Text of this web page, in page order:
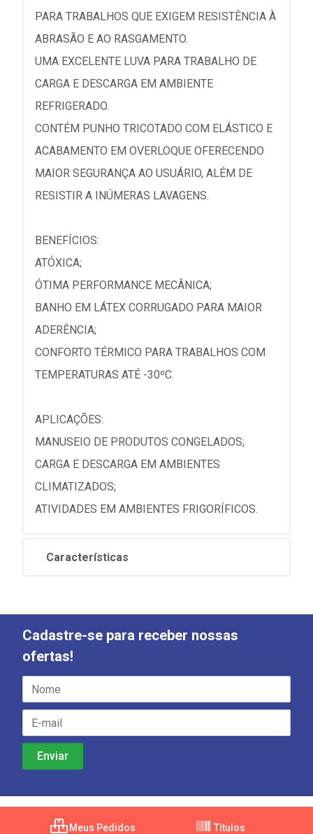
PARA TRABALHOS QUE EXIGEM RESISTÊNCIA À
ABRASÃO E AO RASGAMENTO.
UMA EXCELENTE LUVA PARA TRABALHO DE
CARGA E DESCARGA EM AMBIENTE
REFRIGERADO.
CONTÉM PUNHO TRICOTADO COM ELÁSTICO E
ACABAMENTO EM OVERLOQUE OFERECENDO
MAIOR SEGURANÇA AO USUÁRIO, ALÉM DE
RESISTIR A INÚMERAS LAVAGENS.
BENEFÍCIOS:
ATÓXICA;
ÓTIMA PERFORMANCE MECÂNICA;
BANHO EM LÁTEX CORRUGADO PARA MAIOR
ADERÊNCIA;
CONFORTO TÉRMICO PARA TRABALHOS COM
TEMPERATURAS ATÉ -30ºC.
APLICAÇÕES:
MANUSEIO DE PRODUTOS CONGELADOS;
CARGA E DESCARGA EM AMBIENTES
CLIMATIZADOS;
ATIVIDADES EM AMBIENTES FRIGORÍFICOS.
Características
Cadastre-se para receber nossas
ofertas!
Meus Pedidos Títulos